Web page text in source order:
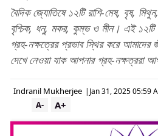
বৈদিক জ্যোতিষে ১২টি রাশি-মেষ, বৃষ,
বৃশ্চিক, ধনু, মকর, কুম্ভ ও মীন। এই ১২টি
গ্রহ-নক্ষত্রের প্রভাব স্থির করে আমাদের
দেখে নেওয়া যাক আপনার গ্রহ-নক্ষত্ররা
Indranil Mukherjee | Jan 31, 2025 05:59
A+
A-